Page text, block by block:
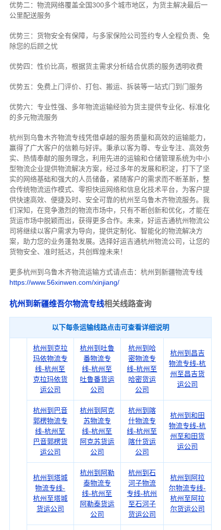
优势二：物流网络覆盖全国300多个城市地区，为货主解决最后一
公里配送服务
优势三：货物安全有保障，与多家保险公司签约专人全程负责、免
除您的后顾之忧
优势四：性价比高，根据货主需求分析结合优质的服务透明收费
优势五：免费上门评价、打包、搬运、拆装等一站式门到门服务
优势六：专业性强、多年物流运输经验为货主提供专业化、标准化
的多元物流服务
杭州到乌鲁木齐物流专线凭借卓越的服务质量和高效的运输能力，
赢得了广大客户的信赖与好评。 秉承以客为尊、专业专注、高效务
实、热情奉献的服务理念，利用先进的运输和仓储管理系统为中小
型物流企业提供物流解决方案，经过多年的发展和积淀，打下了坚
实的网络基础和强大的人员储备，紧随客户的需求而不断革新，整
合传统物流运作模式、零担快运网络和信息化技术平台，为客户提
供快速高效、便捷及时、安全可靠的杭州至乌鲁木齐物流服务。 我
们深知，在竞争激烈的物流市场中，只有不断创新和优化，才能在
货运市场中脱颖而出，获得更多合作。 未来，好运吉通杭州物流公
司将继续以客户需求为导向，提供定制化、智能化的物流解决方
案，助力您的业务蓬勃发展。选择好运吉通杭州物流公司，让您的
货物安全、准时抵达，共创辉煌未来！
更多杭州到乌鲁木齐物流运输方式请点击：杭州到新疆物流专线
https://www.56xinwen.com/xinjiang/
杭州到新疆维吾尔物流专线相关线路查询
以下每条运输线路点击可查看详细说明
杭州到克拉
玛依物流专
线-杭州至
克拉玛依货
运公司
杭州到吐鲁
番物流专
线-杭州至
吐鲁番货运
公司
杭州到哈
密物流专
线-杭州至
哈密货运
公司
杭州到昌吉
物流专线-杭
州至昌吉货
运公司
杭州到巴音
郭楞物流专
线-杭州至
巴音郭楞货
运公司
杭州到阿克
苏物流专
线-杭州至
阿克苏货运
公司
杭州到喀
什物流专
线-杭州至
喀什货运
公司
杭州到和田
物流专线-杭
州至和田货
运公司
杭州到塔城
物流专线-
杭州至塔城
货运公司
杭州到阿勒
泰物流专
线-杭州至
阿勒泰货运
公司
杭州到石
河子物流
专线-杭州
至石河子
货运公司
杭州到阿拉
尔物流专线-
杭州至阿拉
尔货运公司